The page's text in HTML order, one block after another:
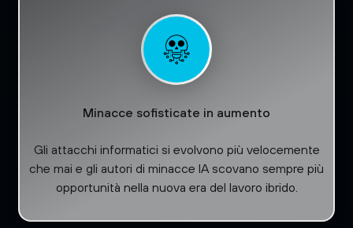
Minacce sofisticate in aumento
Gli attacchi informatici si evolvono più velocemente
che mai e gli autori di minacce IA scovano sempre più
opportunità nella nuova era del lavoro ibrido.